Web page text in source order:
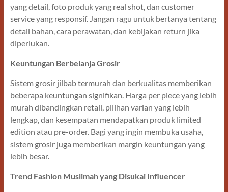
yang detail, foto produk yang real shot, dan customer
service yang responsif. Jangan ragu untuk bertanya tentang
detail bahan, cara perawatan, dan kebijakan return jika
diperlukan.
Keuntungan Berbelanja Grosir
Sistem grosir jilbab termurah dan berkualitas memberikan
beberapa keuntungan signifikan. Harga per piece yang lebih
murah dibandingkan retail, pilihan varian yang lebih
lengkap, dan kesempatan mendapatkan produk limited
edition atau pre-order. Bagi yang ingin membuka usaha,
sistem grosir juga memberikan margin keuntungan yang
lebih besar.
Trend Fashion Muslimah yang Disukai Influencer